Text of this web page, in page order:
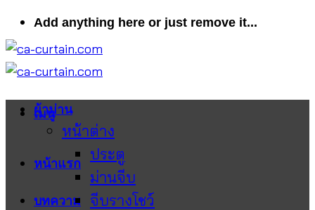
ข้าม
ไป
ยัง
เนื้อหา
Add anything here or just remove it...
เมนู
หน้าแรก
บทความ
ผ้าม่าน
หน้าต่าง
ประตู
ม่านจีบ
จีบรางโชว์